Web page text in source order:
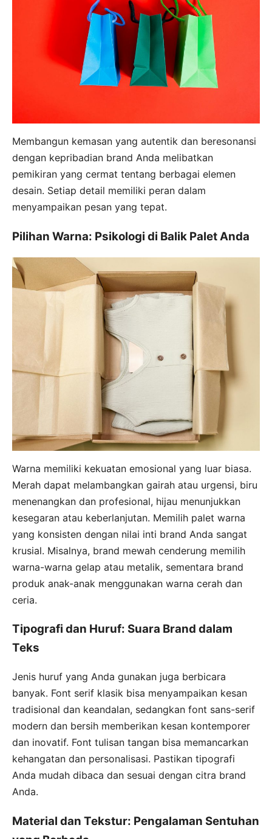
Membangun kemasan yang autentik dan beresonansi
dengan kepribadian brand Anda melibatkan
pemikiran yang cermat tentang berbagai elemen
desain. Setiap detail memiliki peran dalam
menyampaikan pesan yang tepat.
Pilihan Warna: Psikologi di Balik Palet Anda
Warna memiliki kekuatan emosional yang luar biasa.
Merah dapat melambangkan gairah atau urgensi, biru
menenangkan dan profesional, hijau menunjukkan
kesegaran atau keberlanjutan. Memilih palet warna
yang konsisten dengan nilai inti brand Anda sangat
krusial. Misalnya, brand mewah cenderung memilih
warna-warna gelap atau metalik, sementara brand
produk anak-anak menggunakan warna cerah dan
ceria.
Tipografi dan Huruf: Suara Brand dalam
Teks
Jenis huruf yang Anda gunakan juga berbicara
banyak. Font serif klasik bisa menyampaikan kesan
tradisional dan keandalan, sedangkan font sans-serif
modern dan bersih memberikan kesan kontemporer
dan inovatif. Font tulisan tangan bisa memancarkan
kehangatan dan personalisasi. Pastikan tipografi
Anda mudah dibaca dan sesuai dengan citra brand
Anda.
Material dan Tekstur: Pengalaman Sentuhan